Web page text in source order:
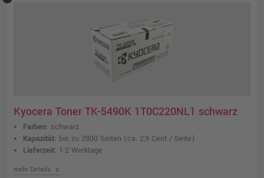
Kyocera Toner TK-5490K 1T0C220NL1 schwarz
Farben: schwarz
Kapazität: bis zu 2800 Seiten (ca. 2,9 Cent / Seite)
Lieferzeit: 1-2 Werktage
mehr Details chevron_right